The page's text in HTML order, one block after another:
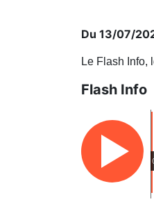
Du 13/07/
Le Flash Info,
Flash Info